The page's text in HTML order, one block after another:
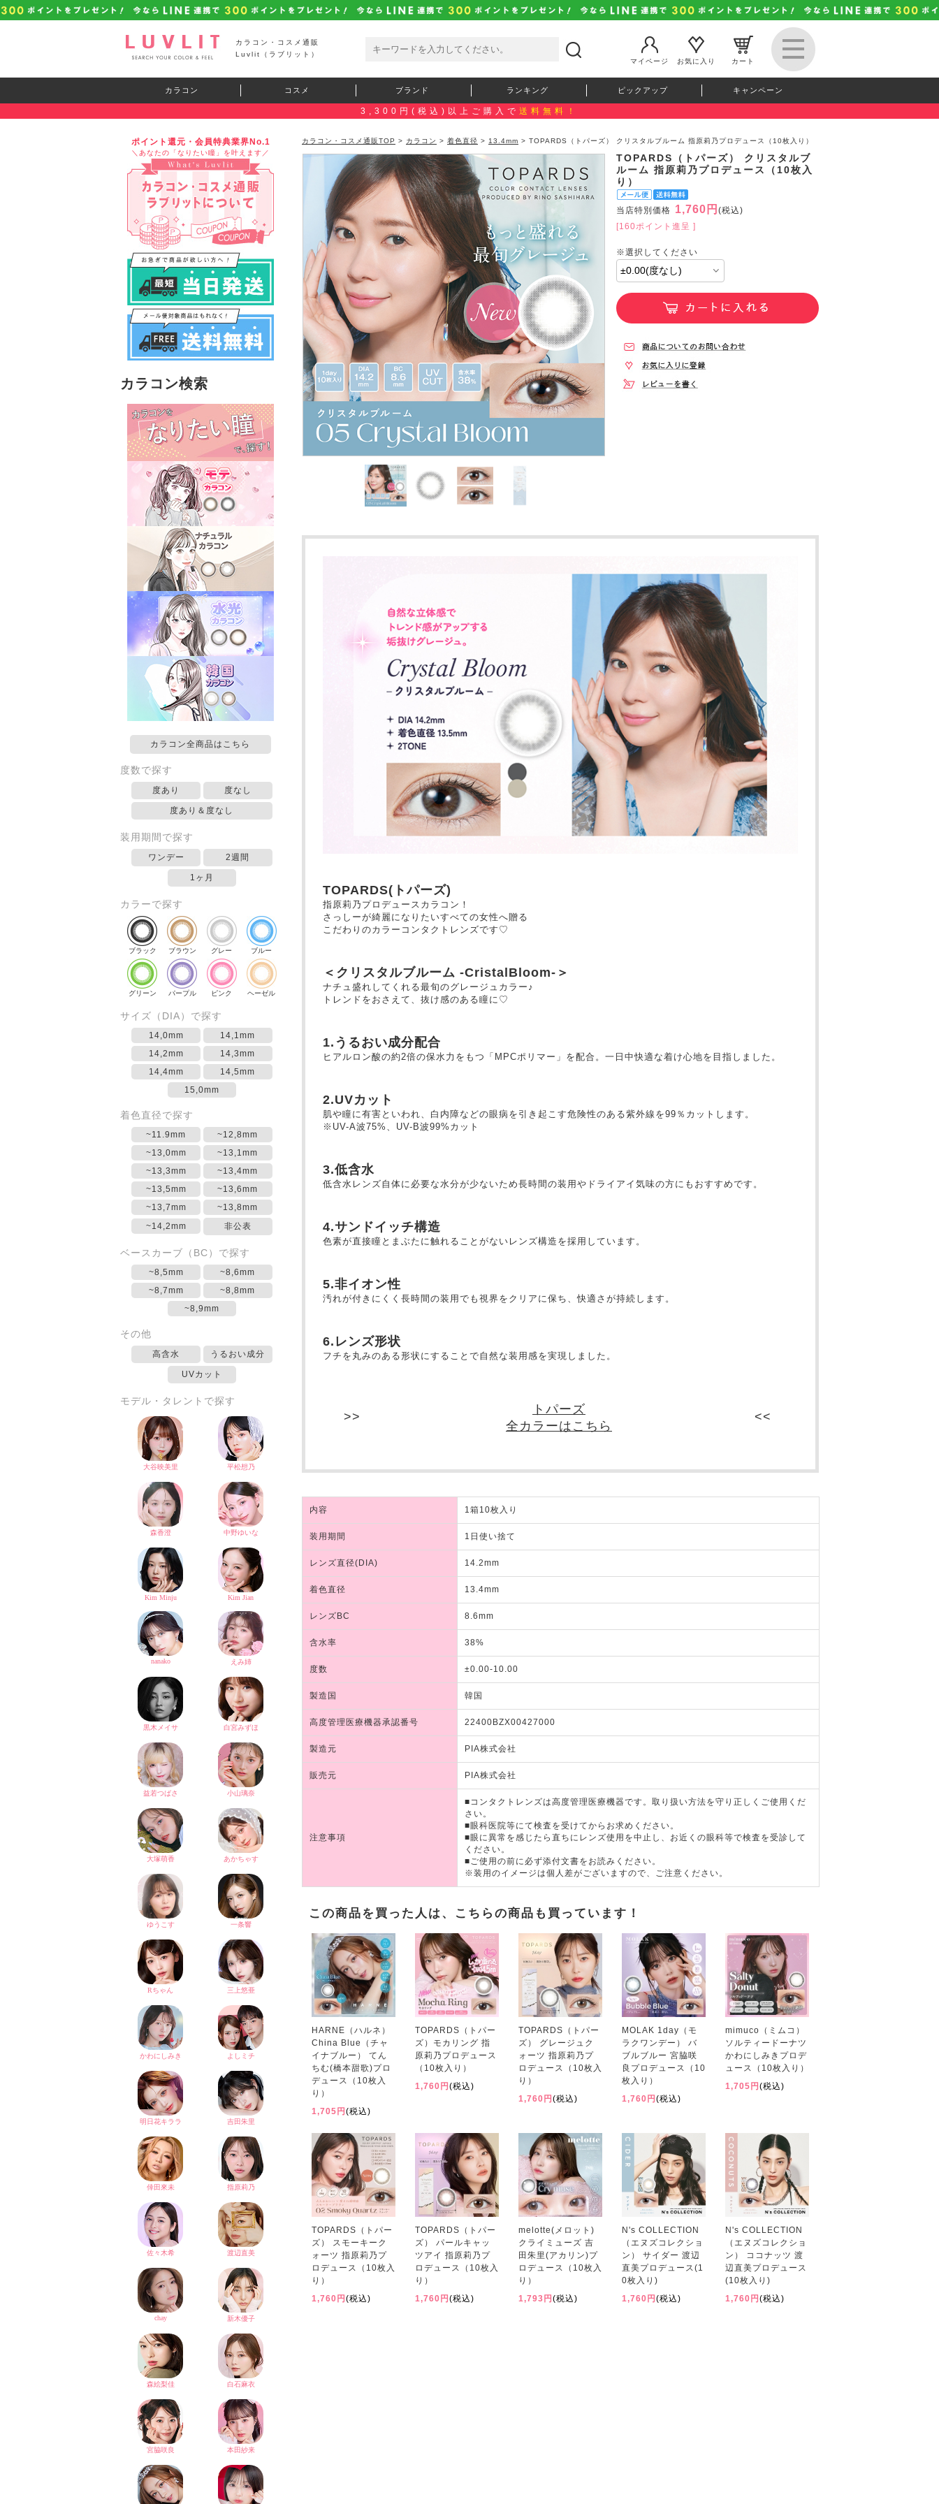
カラコン・コスメ通販
Luvlit（ラブリット）
マイページ
お気に入り カート
カラコン コスメ ブランド ランキング ピックアップ キャンペーン
3,300円(税込)以上ご購入で 送料無料！
ポイント還元・会員特典業界No.1
＼あなたの「なりたい瞳」を叶えます／
カラコン検索
カラコン全商品はこちら
度数で探す
度あり 度なし
度あり＆度なし
装用期間で探す
ワンデー 2週間
1ヶ月
カラーで探す
ブラック ブラウン グレー ブルー
グリーン パープル ピンク ヘーゼル
サイズ（DIA）で探す
14,0mm
14,1mm
14,2mm
14,3mm
14,4mm
14,5mm
15,0mm
着色直径で探す
~11.9mm
~12,8mm
~13,0mm
~13,1mm
~13,3mm
~13,4mm
~13,5mm
~13,6mm
~13,7mm
~13,8mm
~14,2mm
非公表
ベースカーブ（BC）で探す
~8,5mm
~8,6mm
~8,7mm
~8,8mm
~8,9mm
その他
高含水 うるおい成分
UVカット
モデル・タレントで探す
カラコン・コスメ通販TOP > カラコン > 着色直径 > 13.4mm > TOPARDS（トパーズ） クリスタルブルーム 指原莉乃プロデュース（10枚入り）
TOPARDS（トパーズ） クリスタルブ
ルーム 指原莉乃プロデュース（10枚入
り）
当店特別価格 1,760円 (税込)
[160ポイント進呈 ]
TOPARDS(トパーズ)
指原莉乃プロデュースカラコン！
さっしーが綺麗になりたいすべての女性へ贈る
こだわりのカラーコンタクトレンズです♡
＜クリスタルブルーム -CristalBloom-＞
ナチュ盛れしてくれる最旬のグレージュカラー♪
トレンドをおさえて、抜け感のある瞳に♡
1.うるおい成分配合
ヒアルロン酸の約2倍の保水力をもつ「MPCポリマー」を配合。一日中快適な着け心地を目指しました。
2.UVカット
肌や瞳に有害といわれ、白内障などの眼病を引き起こす危険性のある紫外線を99％カットします。
※UV-A波75%、UV-B波99%カット
3.低含水
低含水レンズ自体に必要な水分が少ないため長時間の装用やドライアイ気味の方にもおすすめです。
4.サンドイッチ構造
色素が直接瞳とまぶたに触れることがないレンズ構造を採用しています。
5.非イオン性
汚れが付きにくく長時間の装用でも視界をクリアに保ち、快適さが持続します。
6.レンズ形状
フチを丸みのある形状にすることで自然な装用感を実現しました。
トパーズ
全カラーはこちら
内容 1箱10枚入り
装用期間 1日使い捨て
レンズ直径(DIA) 14.2mm
着色直径 13.4mm
レンズBC 8.6mm
含水率 38%
度数 ±0.00-10.00
製造国 韓国
高度管理医療機器承認番号 22400BZX00427000
製造元 PIA株式会社
販売元 PIA株式会社
注意事項
■コンタクトレンズは高度管理医療機器です。取り扱い方法を守り正しくご使用くだ
さい。
■眼科医院等にて検査を受けてからお求めください。
■眼に異常を感じたら直ちにレンズ使用を中止し、お近くの眼科等で検査を受診して
ください。
■ご使用の前に必ず添付文書をお読みください。
※装用のイメージは個人差がございますので、ご注意ください。
この商品を買った人は、こちらの商品も買っています！
HARNE（ハルネ）
China Blue（チャ
イナブルー） てん
ちむ(橋本甜歌)プロ
デュース（10枚入
り）
1,705円 (税込)
TOPARDS（トパー
ズ）モカリング 指
原莉乃プロデュース
（10枚入り）
1,760円 (税込)
TOPARDS（トパー
ズ） グレージュク
ォーツ 指原莉乃プ
ロデュース（10枚入
り）
1,760円 (税込)
MOLAK 1day（モ
ラクワンデー） バ
ブルブルー 宮脇咲
良プロデュース（10
枚入り）
1,760円 (税込)
mimuco（ミムコ）
ソルティードーナツ
かわにしみきプロデ
ュース（10枚入り）
1,705円 (税込)
TOPARDS（トパー
ズ） スモーキーク
ォーツ 指原莉乃プ
ロデュース（10枚入
り）
1,760円 (税込)
TOPARDS（トパー
ズ） パールキャッ
ツアイ 指原莉乃プ
ロデュース（10枚入
り）
1,760円 (税込)
melotte(メロット)
クライミューズ 吉
田朱里(アカリン)プ
ロデュース（10枚入
り）
1,793円 (税込)
N's COLLECTION
（エヌズコレクショ
ン） サイダー 渡辺
直美プロデュース(1
0枚入り)
1,760円 (税込)
N's COLLECTION
（エヌズコレクショ
ン） ココナッツ 渡
辺直美プロデュース
(10枚入り)
1,760円 (税込)